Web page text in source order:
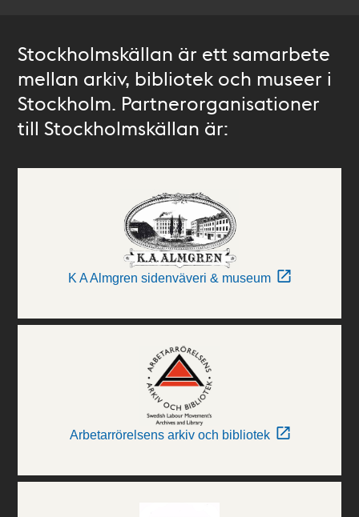
Stockholmskällan är ett samarbete
mellan arkiv, bibliotek och museer i
Stockholm. Partnerorganisationer
till Stockholmskällan är:
K A Almgren sidenväveri & museum
Arbetarrörelsens arkiv och bibliotek